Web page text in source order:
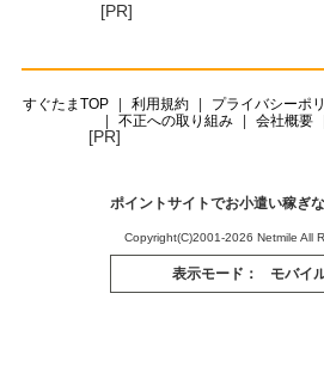
[PR]
すぐたまTOP 利用規約 プライバシーポ
不正への取り組み
会社概要
[PR]
ポイントサイトでお小遣い稼ぎ
Copyright(C)2001-2026 Netmile All
表示モード： モバイ